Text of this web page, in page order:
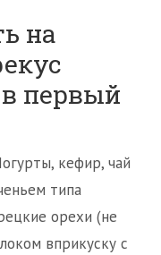
на
первый
кефир, чай
типа
орехи (не
вприкуску с